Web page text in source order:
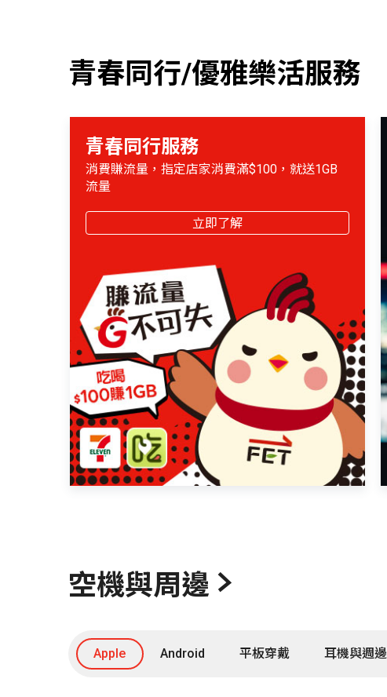
青春同行/優雅樂活服務
青春同行服務
消費賺流量，指定店家消費滿$100，就送1GB
流量
立即了解
空機與周邊
Apple Android 平板穿戴 耳機與週邊